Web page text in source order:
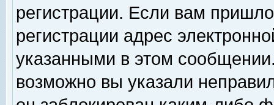
регистрации. Если вам
регистрации адрес
указанными в этом
возможно вы указали